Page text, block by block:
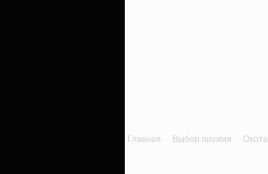
Главная Выбор оружия Охота